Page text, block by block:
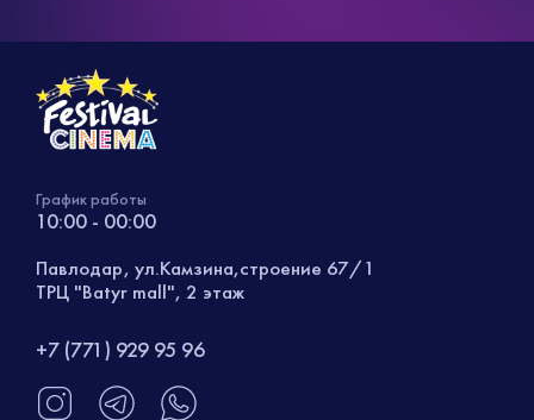
График работы
10:00 - 00:00
Павлодар, ул.Камзина,строение 67/1
ТРЦ "Batyr mall", 2 этаж
+7 (771) 929 95 96